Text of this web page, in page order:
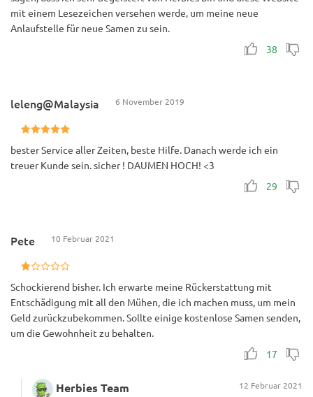
mit einem Lesezeichen versehen werde, um meine neue
Anlaufstelle für neue Samen zu sein.
38
leleng@Malaysia 6 November 2019
bester Service aller Zeiten, beste Hilfe. Danach werde ich ein
treuer Kunde sein. sicher ! DAUMEN HOCH! <3
29
Pete 10 Februar 2021
Schockierend bisher. Ich erwarte meine Rückerstattung mit
Entschädigung mit all den Mühen, die ich machen muss, um mein
Geld zurückzubekommen. Sollte einige kostenlose Samen senden,
um die Gewohnheit zu behalten.
17
Herbies Team 12 Februar 2021